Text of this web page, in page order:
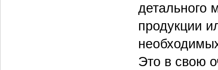
детального
продукции
Это в свою